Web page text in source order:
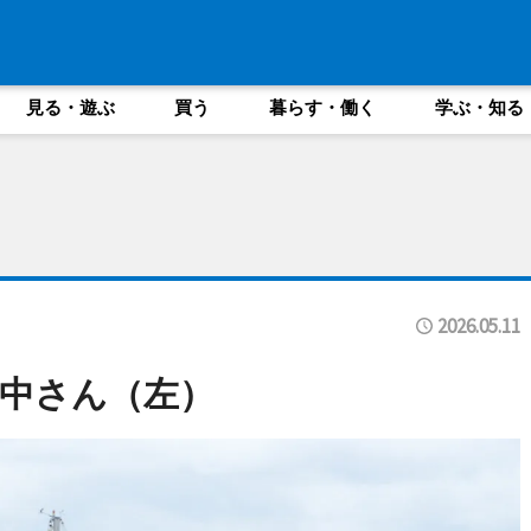
見る・遊ぶ 買う 暮らす・働く 学ぶ・知る
2026.05.11
さん（左）